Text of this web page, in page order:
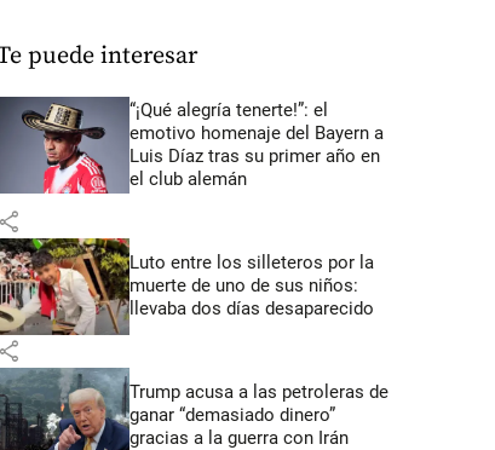
puede interesar
“¡Qué alegría tenerte!”: el
emotivo homenaje del Bayern a
Luis Díaz tras su primer año en
el club alemán
share
Luto entre los silleteros por la
muerte de uno de sus niños:
llevaba dos días desaparecido
share
Trump acusa a las petroleras de
ganar “demasiado dinero”
gracias a la guerra con Irán